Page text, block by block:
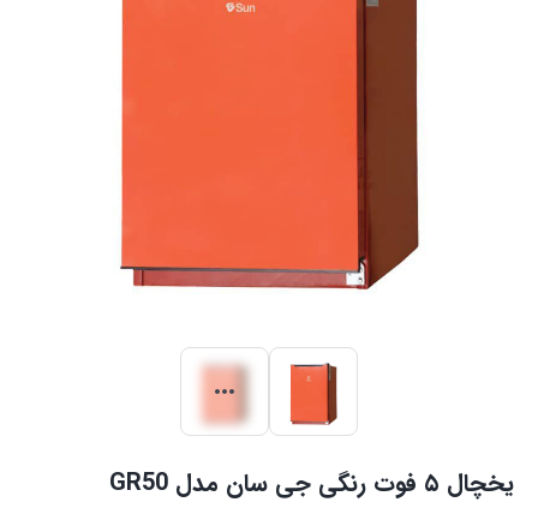
یخچال ۵ فوت رنگی جی سان مدل GR50